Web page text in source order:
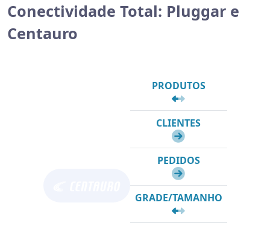
Conectividade Total: Pluggar e
Centauro
PRODUTOS
CLIENTES
PEDIDOS
GRADE/TAMANHO